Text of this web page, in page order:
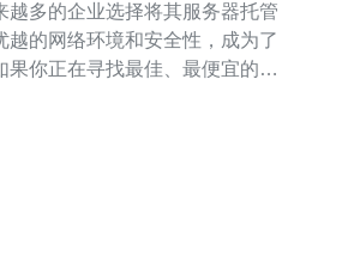
越多的企业选择将其服务器托管
越的网络环境和安全性，成为了
果你正在寻找最佳、最便宜的服
在新加坡托管服务器的步骤与